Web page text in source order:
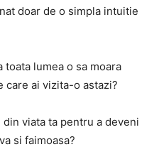
doar de o simpla intuitie
toata lumea o sa moara
care ai vizita-o astazi?
viata ta pentru a deveni
si faimoasa?